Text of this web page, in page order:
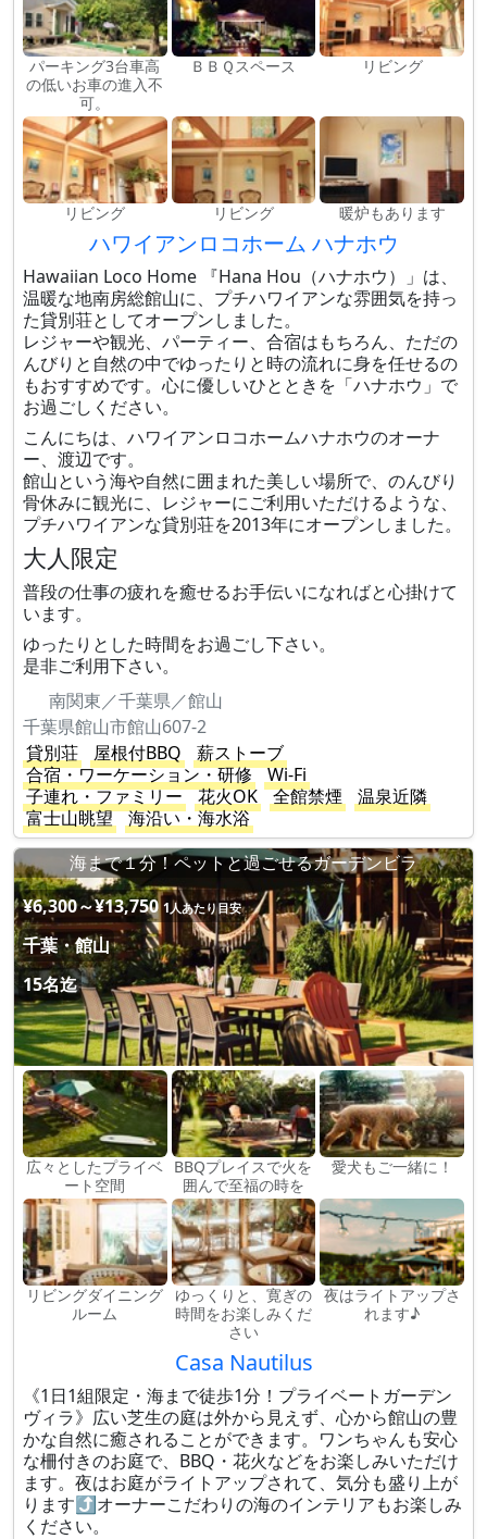
パーキング3台車高
の低いお車の進入不
可。
ＢＢＱスペース リビング
リビング リビング 暖炉もあります
ハワイアンロコホーム ハナホウ
Hawaiian Loco Home 『Hana Hou（ハナホウ）」は、
温暖な地南房総館山に、プチハワイアンな雰囲気を持っ
た貸別荘としてオープンしました。
レジャーや観光、パーティー、合宿はもちろん、ただの
んびりと自然の中でゆったりと時の流れに身を任せるの
もおすすめです。心に優しいひとときを「ハナホウ」で
お過ごしください。
こんにちは、ハワイアンロコホームハナホウのオーナ
ー、渡辺です。
館山という海や自然に囲まれた美しい場所で、のんびり
骨休みに観光に、レジャーにご利用いただけるような、
プチハワイアンな貸別荘を2013年にオープンしました。
大人限定
普段の仕事の疲れを癒せるお手伝いになればと心掛けて
います。
ゆったりとした時間をお過ごし下さい。
是非ご利用下さい。
南関東／千葉県／館山
千葉県館山市館山607-2
貸別荘
屋根付BBQ
薪ストーブ
合宿・ワーケーション・研修
Wi-Fi
子連れ・ファミリー
花火OK 全館禁煙
温泉近隣
富士山眺望
海沿い・海水浴
海まで１分！ペットと過ごせるガーデンビラ
¥6,300～¥13,750 1人あたり目安
千葉・館山
15名迄
広々としたプライベ
ート空間
BBQプレイスで火を
囲んで至福の時を
愛犬もご一緒に！
リビングダイニング
ルーム
ゆっくりと、寛ぎの
時間をお楽しみくだ
さい
夜はライトアップさ
れます♪
Casa Nautilus
《1日1組限定・海まで徒歩1分！プライベートガーデン
ヴィラ》広い芝生の庭は外から見えず、心から館山の豊
かな自然に癒されることができます。ワンちゃんも安心
な柵付きのお庭で、BBQ・花火などをお楽しみいただけ
ます。夜はお庭がライトアップされて、気分も盛り上が
ります⤴︎オーナーこだわりの海のインテリアもお楽しみ
ください。